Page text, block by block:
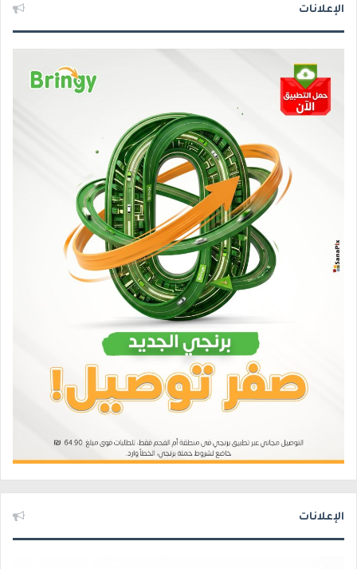
الإعلانات
الإعلانات